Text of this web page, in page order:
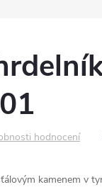
hodnocení
kamenem v